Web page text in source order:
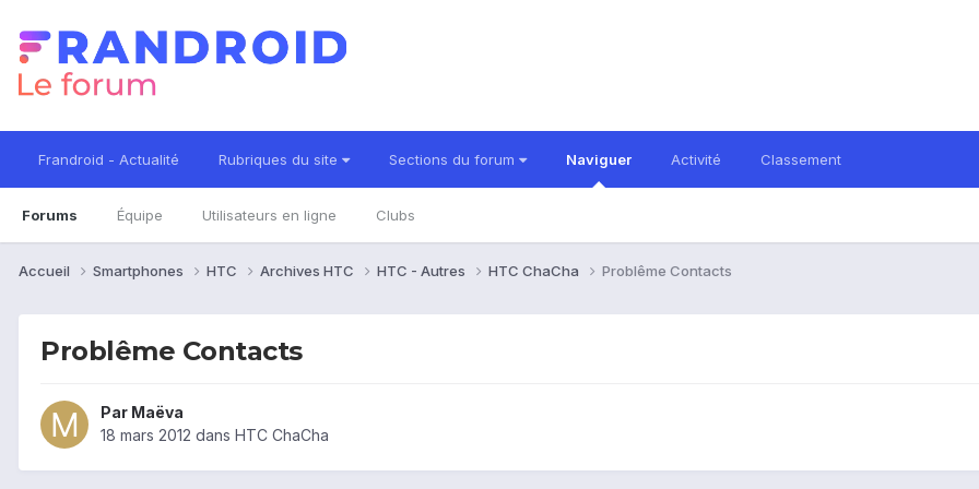
Frandroid - Actualité Rubriques du site Sections du forum Naviguer
Forums Équipe Utilisateurs en ligne Clubs
Activité Classement
Accueil Smartphones HTC Archives HTC HTC - Autres HTC ChaCha Problême Contacts
Problême Contacts
Par Maëva
18 mars 2012 dans HTC ChaCha